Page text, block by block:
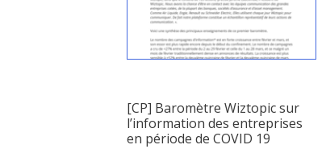
[CP] Baromètre Wiztopic sur
l’information des entreprises
en période de COVID 19